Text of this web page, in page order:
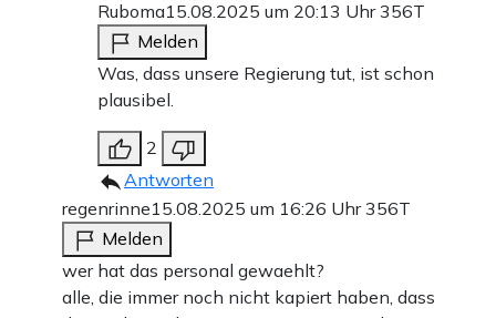
Ruboma15.08.2025 um 20:13 Uhr356T
Melden
Was, dass unsere Regierung tut, ist schon
plausibel.
2
Antworten
regenrinne15.08.2025 um 16:26 Uhr356T
Melden
wer hat das personal gewaehlt?
alle, die immer noch nicht kapiert haben, dass